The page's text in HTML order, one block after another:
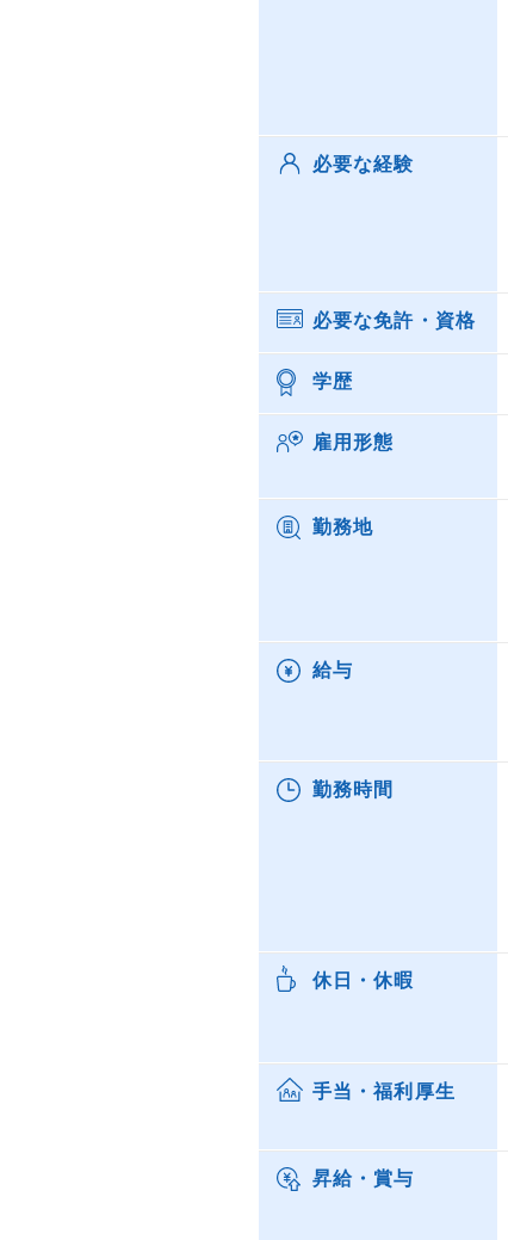
必要な経験
必要な免許・資格
学歴
雇用形態
勤務地
給与
勤務時間
休日・休暇
手当・福利厚生
昇給・賞与